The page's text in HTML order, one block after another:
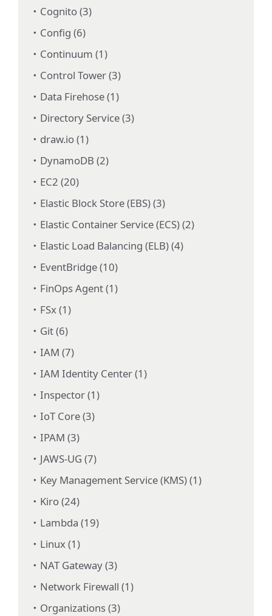
Cognito (3)
Config (6)
Continuum (1)
Control Tower (3)
Data Firehose (1)
Directory Service (3)
draw.io (1)
DynamoDB (2)
EC2 (20)
Elastic Block Store (EBS) (3)
Elastic Container Service (ECS) (2)
Elastic Load Balancing (ELB) (4)
EventBridge (10)
FinOps Agent (1)
FSx (1)
Git (6)
IAM (7)
IAM Identity Center (1)
Inspector (1)
IoT Core (3)
IPAM (3)
JAWS-UG (7)
Key Management Service (KMS) (1)
Kiro (24)
Lambda (19)
Linux (1)
NAT Gateway (3)
Network Firewall (1)
Organizations (3)